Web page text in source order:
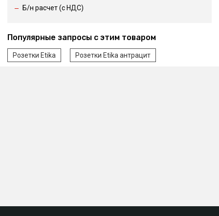
Б/н расчет (c НДС)
Популярные запросы с этим товаром
Розетки Etika Розетки Etika антрацит